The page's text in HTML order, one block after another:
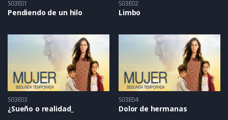
S03E01
Pendiendo de un hilo
S03E02
Limbo
S03E03
¿Sueño o realidad_
S03E04
Dolor de hermanas